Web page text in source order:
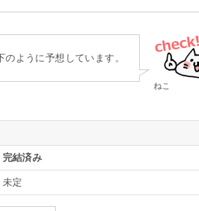
ねこ
ように予想しています。
完結済み
未定